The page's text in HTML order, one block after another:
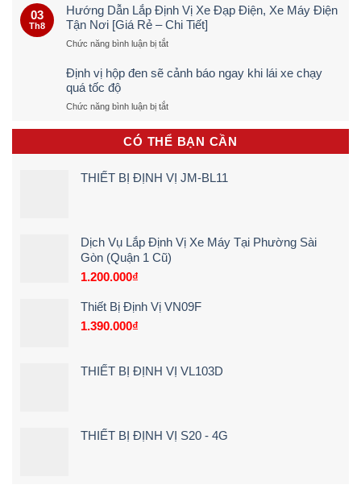
Dò
Định
Vị
Ô
Trực
Chính
100%
(Quy
5
Bước)
03
Th8
Hướng Dẫn Lắp Định Vị Xe Đạp Điện, Xe Máy Điện
Tận Nơi [Giá Rẻ – Chi Tiết]
Chức năng bình luận bị tắtở
Dẫn
Vị
Đạp
Điện,
Máy
Điện
Rẻ
–
Chi
Định vị hộp đen sẽ cảnh báo ngay khi lái xe chạy
quá tốc độ
Chức năng bình luận bị tắtở
vị
hộp
cảnh
xe
chạy
CÓ THỂ BẠN CẦN
THIẾT BỊ ĐỊNH VỊ JM-BL11
Dịch Vụ Lắp Định Vị Xe Máy Tại Phường Sài
Gòn (Quận 1 Cũ)
1.200.000₫
Thiết Bị Định Vị VN09F
1.390.000₫
THIẾT BỊ ĐỊNH VỊ VL103D
THIẾT BỊ ĐỊNH VỊ S20 - 4G